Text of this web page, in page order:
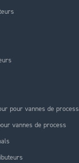
pour vannes de process
vannes de process